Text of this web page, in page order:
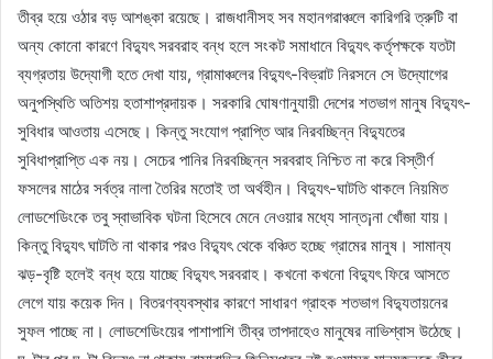
তীব্র হয়ে ওঠার বড় আশঙ্কা রয়েছে। রাজধানীসহ সব মহানগরাঞ্চলে কারিগরি ত্রুটি বা
অন্য কোনো কারণে বিদ্যুৎ সরবরাহ বন্ধ হলে সংকট সমাধানে বিদ্যুৎ কর্তৃপক্ষকে যতটা
ব্যগ্রতায় উদ্যোগী হতে দেখা যায়, গ্রামাঞ্চলের বিদ্যুৎ-বিভ্রাট নিরসনে সে উদ্যোগের
অনুপস্থিতি অতিশয় হতাশাপ্রদায়ক। সরকারি ঘোষণানুযায়ী দেশের শতভাগ মানুষ বিদ্যুৎ-
সুবিধার আওতায় এসেছে। কিন্তু সংযোগ প্রাপ্তি আর নিরবচ্ছিন্ন বিদ্যুতের
সুবিধাপ্রাপ্তি এক নয়। সেচের পানির নিরবচ্ছিন্ন সরবরাহ নিশ্চিত না করে বিস্তীর্ণ
ফসলের মাঠের সর্বত্র নালা তৈরির মতোই তা অর্থহীন। বিদ্যুৎ-ঘাটতি থাকলে নিয়মিত
লোডশেডিংকে তবু স্বাভাবিক ঘটনা হিসেবে মেনে নেওয়ার মধ্যে সান্ত¡না খোঁজা যায়।
কিন্তু বিদ্যুৎ ঘাটতি না থাকার পরও বিদ্যুৎ থেকে বঞ্চিত হচ্ছে গ্রামের মানুষ। সামান্য
ঝড়-বৃষ্টি হলেই বন্ধ হয়ে যাচ্ছে বিদ্যুৎ সরবরাহ। কখনো কখনো বিদ্যুৎ ফিরে আসতে
লেগে যায় কয়েক দিন। বিতরণব্যবস্থার কারণে সাধারণ গ্রাহক শতভাগ বিদ্যুতায়নের
সুফল পাচ্ছে না। লোডশেডিংয়ের পাশাপাশি তীব্র তাপদাহেও মানুষের নাভিশ্বাস উঠেছে।